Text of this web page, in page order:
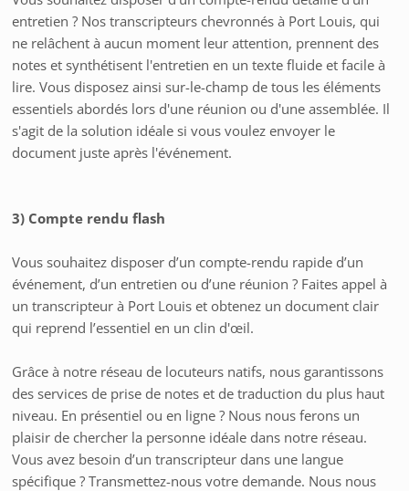
entretien ? Nos transcripteurs chevronnés à Port Louis, qui
ne relâchent à aucun moment leur attention, prennent des
notes et synthétisent l'entretien en un texte fluide et facile à
lire. Vous disposez ainsi sur-le-champ de tous les éléments
essentiels abordés lors d'une réunion ou d'une assemblée. Il
s'agit de la solution idéale si vous voulez envoyer le
document juste après l'événement.
3) Compte rendu flash
Vous souhaitez disposer d’un compte-rendu rapide d’un
événement, d’un entretien ou d’une réunion ? Faites appel à
un transcripteur à Port Louis et obtenez un document clair
qui reprend l’essentiel en un clin d'œil.
Grâce à notre réseau de locuteurs natifs, nous garantissons
des services de prise de notes et de traduction du plus haut
niveau. En présentiel ou en ligne ? Nous nous ferons un
plaisir de chercher la personne idéale dans notre réseau.
Vous avez besoin d’un transcripteur dans une langue
spécifique ? Transmettez-nous votre demande. Nous nous